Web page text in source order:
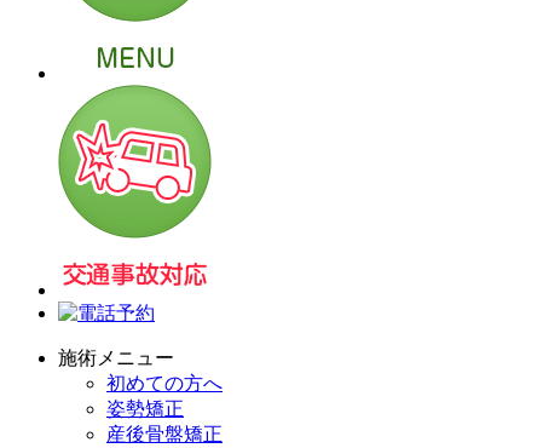
施術メニュー
初めての方へ
姿勢矯正
産後骨盤矯正